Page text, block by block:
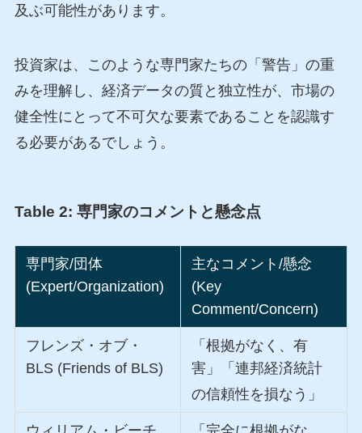
及ぶ可能性があります。
投資家は、このような専門家たちの「警告」の重
みを理解し、経済データの質と独立性が、市場の
健全性にとって不可欠な要素であることを認識す
る必要があるでしょう。
Table 2: 専門家のコメントと懸念点
専門家/団体
(Expert/Organization)
主なコメント/懸念
(Key
Comment/Concern)
フレンズ・オブ・
BLS (Friends of BLS)
「根拠がなく、有
害」「連邦経済統計
の信頼性を損なう」